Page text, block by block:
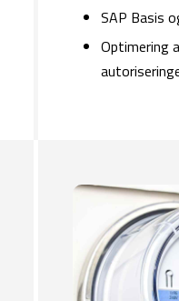
SAP Basis
​Optimering